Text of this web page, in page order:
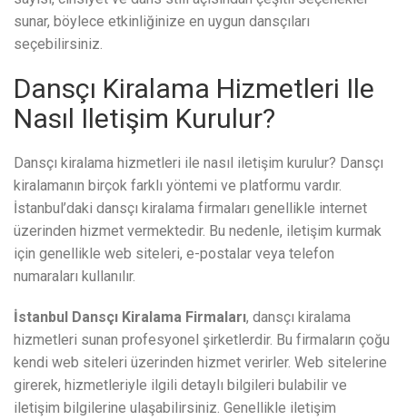
sunar, böylece etkinliğinize en uygun dansçıları
seçebilirsiniz.
Dansçı Kiralama Hizmetleri Ile
Nasıl Iletişim Kurulur?
Dansçı kiralama hizmetleri ile nasıl iletişim kurulur? Dansçı
kiralamanın birçok farklı yöntemi ve platformu vardır.
İstanbul’daki dansçı kiralama firmaları genellikle internet
üzerinden hizmet vermektedir. Bu nedenle, iletişim kurmak
için genellikle web siteleri, e-postalar veya telefon
numaraları kullanılır.
İstanbul Dansçı Kiralama Firmaları, dansçı kiralama
hizmetleri sunan profesyonel şirketlerdir. Bu firmaların çoğu
kendi web siteleri üzerinden hizmet verirler. Web sitelerine
girerek, hizmetleriyle ilgili detaylı bilgileri bulabilir ve
iletişim bilgilerine ulaşabilirsiniz. Genellikle iletişim